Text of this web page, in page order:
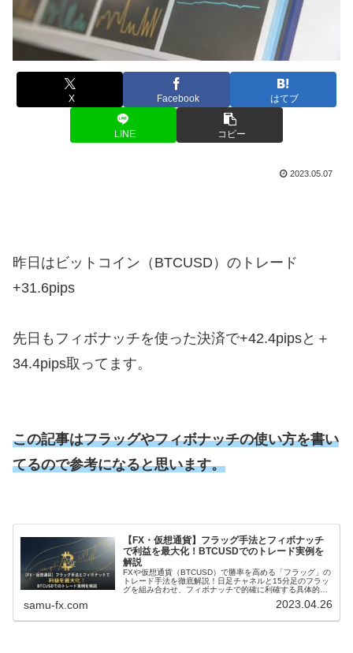
X Facebook はてブ
LINE コピー
2023.05.07
昨日はビットコイン（BTCUSD）のトレード
+31.6pips
先日もフィボナッチを使った決済で+42.4pipsと＋
34.4pips取ってます。
この記事はフラッグやフィボナッチの使い方を書い
てるので参考になると思います。
【FX・仮想通貨】フラッグ手法とフィボナッチ
で利益を最大化！BTCUSDでのトレード実例を
解説
FXや仮想通貨（BTCUSD）で勝率を高める「フラッグ」の
トレード手法を徹底解説！日足チャネルと15分足のフラッ
グを組み合わせ、フィボナッチで的確に利確する具体的な
samu-fx.com 2023.04.26